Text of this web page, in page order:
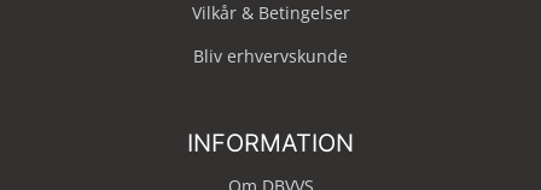
Vilkår & Betingelser
Bliv erhvervskunde
INFORMATION